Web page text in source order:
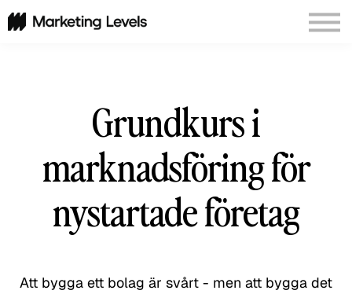
Corporate Programs
Grundkurs i
marknadsföring för
nystartade företag
Att bygga ett bolag är svårt - men att bygga det